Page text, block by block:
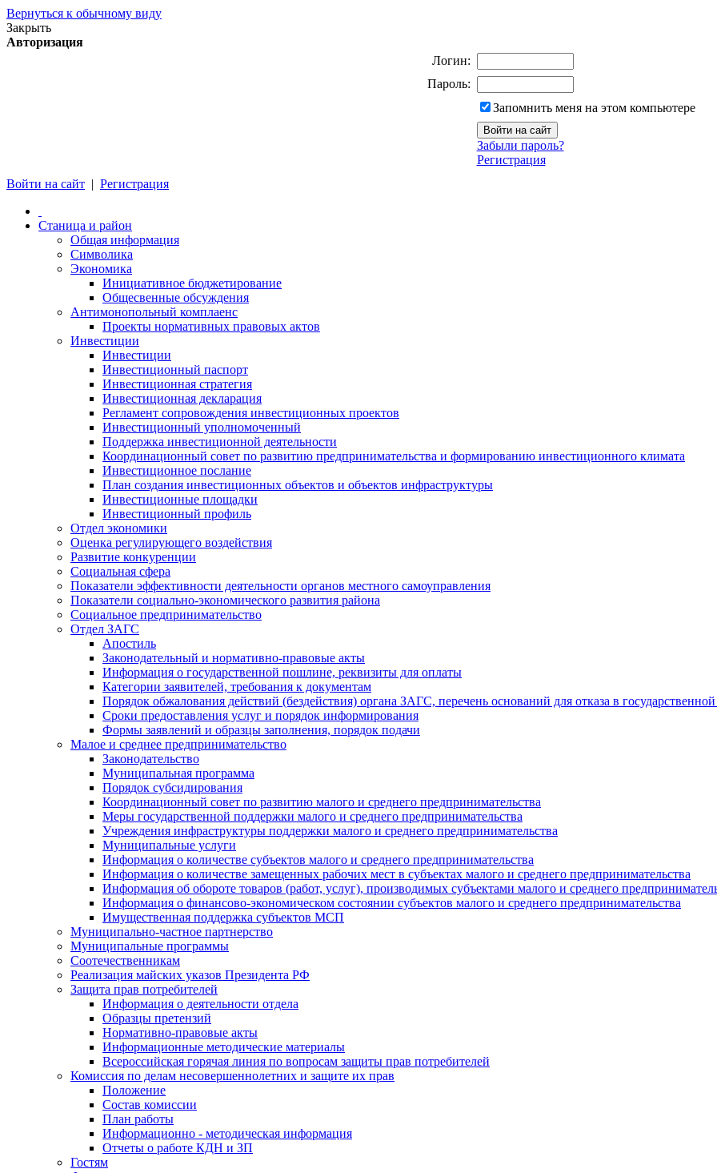
Вернуться к обычному виду
Закрыть
Авторизация
Логин:
Пароль:
Запомнить меня на этом компьютере
Забыли пароль?
Регистрация
Войти на сайт | Регистрация
Станица и район
Общая информация
Символика
Экономика
Инициативное бюджетирование
Общесвенные обсуждения
Антимонопольный комплаенс
Проекты нормативных правовых актов
Инвестиции
Инвестиции
Инвестиционный паспорт
Инвестиционная стратегия
Инвестиционная декларация
Регламент сопровождения инвестиционных проектов
Инвестиционный уполномоченный
Поддержка инвестиционной деятельности
Координационный совет по развитию предпринимательства и формированию инвестиционного климата
Инвестиционное послание
План создания инвестиционных объектов и объектов инфраструктуры
Инвестиционные площадки
Инвестиционный профиль
Отдел экономики
Оценка регулирующего воздействия
Развитие конкуренции
Социальная сфера
Показатели эффективности деятельности органов местного самоуправления
Показатели социально-экономического развития района
Социальное предпринимательство
Отдел ЗАГС
Апостиль
Законодательный и нормативно-правовые акты
Информация о государственной пошлине, реквизиты для оплаты
Категории заявителей, требования к документам
Порядок обжалования действий (бездействия) органа ЗАГС, перечень оснований для отказа в
Сроки предоставления услуг и порядок информирования
Формы заявлений и образцы заполнения, порядок подачи
Малое и среднее предпринимательство
Законодательство
Муниципальная программа
Порядок субсидирования
Координационный совет по развитию малого и среднего предпринимательства
Меры государственной поддержки малого и среднего предпринимательства
Учреждения инфраструктуры поддержки малого и среднего предпринимательства
Муниципальные услуги
Информация о количестве субъектов малого и среднего предпринимательства
Информация о количестве замещенных рабочих мест в субъектах малого и среднего предпринимательства
Информация об обороте товаров (работ, услуг), производимых субъектами малого и среднего
Информация о финансово-экономическом состоянии субъектов малого и среднего предпринимательства
Имущественная поддержка субъектов МСП
Муниципально-частное партнерство
Муниципальные программы
Соотечественникам
Реализация майских указов Президента РФ
Защита прав потребителей
Информация о деятельности отдела
Образцы претензий
Нормативно-правовые акты
Информационные методические материалы
Всероссийская горячая линия по вопросам защиты прав потребителей
Комиссия по делам несовершеннолетних и защите их прав
Положение
Состав комиссии
План работы
Информационно - методическая информация
Отчеты о работе КДН и ЗП
Гостям